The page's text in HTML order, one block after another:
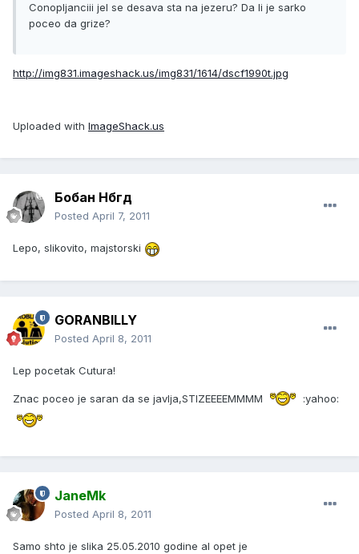
Conopljanciii jel se desava sta na jezeru? Da li je sarko
poceo da grize?
http://img831.imageshack.us/img831/1614/dscf1990t.jpg
Uploaded with ImageShack.us
Бобан Нбгд
Posted April 7, 2011
Lepo, slikovito, majstorski
GORANBILLY
Posted April 8, 2011
Lep pocetak Cutura!
Znac poceo je saran da se javlja,STIZEEEEMMMM :yahoo:
JaneMk
Posted April 8, 2011
Samo shto je slika 25.05.2010 godine al opet je